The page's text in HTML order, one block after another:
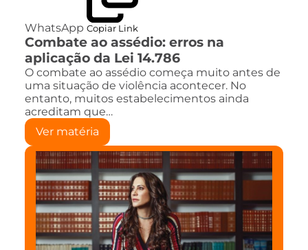
WhatsApp Copiar Link
Combate ao assédio: erros na
aplicação da Lei 14.786
O combate ao assédio começa muito antes de
uma situação de violência acontecer. No
entanto, muitos estabelecimentos ainda
acreditam que…
Ver matéria